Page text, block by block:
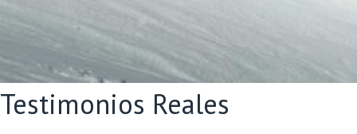
Testimonios Reales